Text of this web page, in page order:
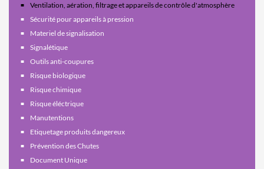
Ventilation, aération, filtrage et appareils de contrôle d'atmosphère
Sécurité pour appareils à pression
Materiel de signalisation
Signalétique
Outils anti-coupures
Risque biologique
Risque chimique
Risque éléctrique
Manutentions
Etiquetage produits dangereux
Prévention des Chutes
Document Unique